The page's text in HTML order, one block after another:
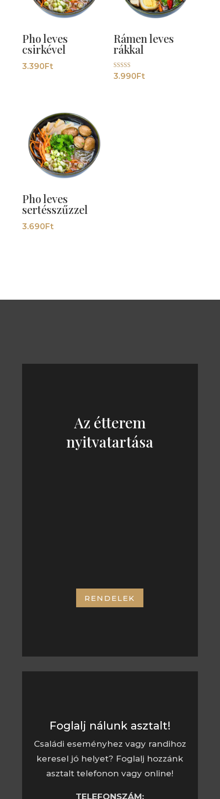
Pho leves
csirkével
3.390 Ft
Rámen leves
rákkal
Értékelés:
5.00
3.990Ft
Pho leves
sertésszűzzel
3.690Ft
Az étterem
nyitvatartása
RENDELEK
Foglalj nálunk asztalt!
Családi eseményhez vagy randihoz
keresel jó helyet? Foglalj hozzánk
asztalt telefonon vagy online!
TELEFONSZÁM: